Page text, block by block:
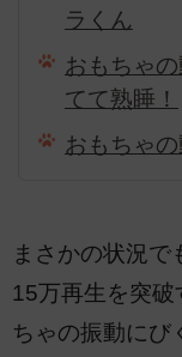
ラくん
おもちゃ
てて熟睡！
おもちゃ
まさかの状況で
15万再生を突
ちゃの振動にび